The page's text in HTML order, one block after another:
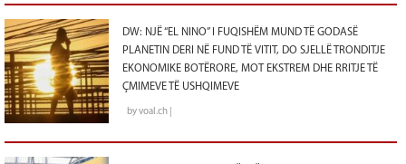
DW: NJË “EL NINO” I FUQISHËM MUND TË GODASË
PLANETIN DERI NË FUND TË VITIT, DO SJELLË TRONDITJE
EKONOMIKE BOTËRORE, MOT EKSTREM DHE RRITJE TË
ÇMIMEVE TË USHQIMEVE
by voal.ch |